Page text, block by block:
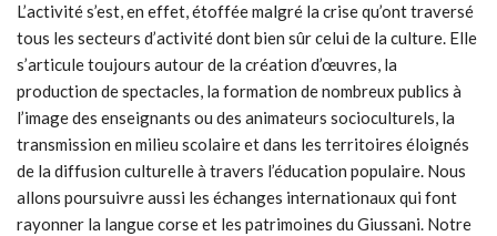
L’activité s’est, en effet, étoffée malgré la crise qu’ont traversé
tous les secteurs d’activité dont bien sûr celui de la culture. Elle
s’articule toujours autour de la création d’œuvres, la
production de spectacles, la formation de nombreux publics à
l’image des enseignants ou des animateurs socioculturels, la
transmission en milieu scolaire et dans les territoires éloignés
de la diffusion culturelle à travers l’éducation populaire. Nous
allons poursuivre aussi les échanges internationaux qui font
rayonner la langue corse et les patrimoines du Giussani. Notre